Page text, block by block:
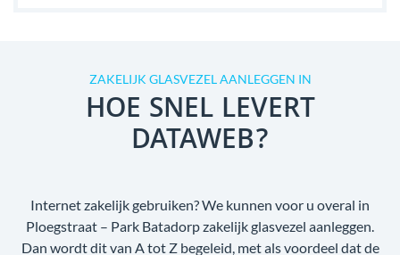
ZAKELIJK GLASVEZEL AANLEGGEN IN
HOE SNEL LEVERT
DATAWEB?
Internet zakelijk gebruiken? We kunnen voor u overal in
Ploegstraat – Park Batadorp zakelijk glasvezel aanleggen.
Dan wordt dit van A tot Z begeleid, met als voordeel dat de